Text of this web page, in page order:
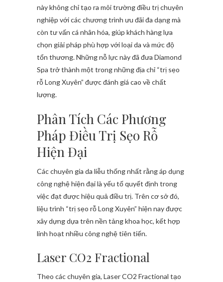
này không chỉ tạo ra môi trường điều trị chuyên
nghiệp với các chương trình ưu đãi đa dạng mà
còn tư vấn cá nhân hóa, giúp khách hàng lựa
chọn giải pháp phù hợp với loại da và mức độ
tổn thương. Những nỗ lực này đã đưa Diamond
Spa trở thành một trong những địa chỉ “trị sẹo
rỗ Long Xuyên” được đánh giá cao về chất
lượng.
Phân Tích Các Phương
Pháp Điều Trị Sẹo Rỗ
Hiện Đại
Các chuyên gia da liễu thống nhất rằng áp dụng
công nghệ hiện đại là yếu tố quyết định trong
việc đạt được hiệu quả điều trị. Trên cơ sở đó,
liệu trình “trị sẹo rỗ Long Xuyên” hiện nay được
xây dựng dựa trên nền tảng khoa học, kết hợp
linh hoạt nhiều công nghệ tiên tiến.
Laser CO2 Fractional
Theo các chuyên gia, Laser CO2 Fractional tạo